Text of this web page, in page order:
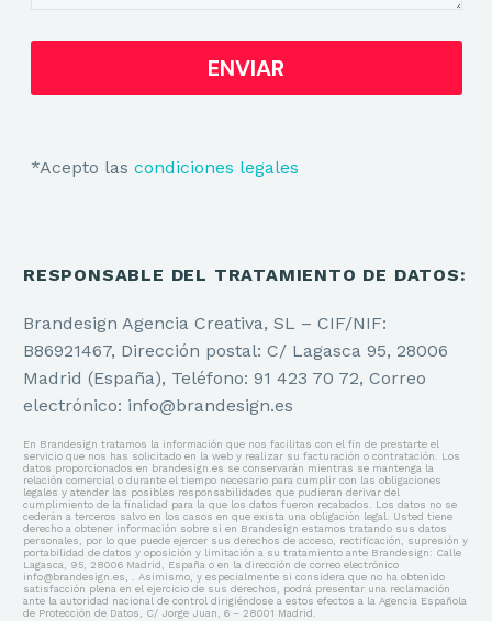
*Acepto las condiciones legales
RESPONSABLE DEL TRATAMIENTO DE DATOS:
Brandesign Agencia Creativa, SL – CIF/NIF:
B86921467, Dirección postal: C/ Lagasca 95, 28006
Madrid (España), Teléfono: 91 423 70 72, Correo
electrónico: info@brandesign.es
En Brandesign tratamos la información que nos facilitas con el fin de prestarte el
servicio que nos has solicitado en la web y realizar su facturación o contratación. Los
datos proporcionados en brandesign.es se conservarán mientras se mantenga la
relación comercial o durante el tiempo necesario para cumplir con las obligaciones
legales y atender las posibles responsabilidades que pudieran derivar del
cumplimiento de la finalidad para la que los datos fueron recabados. Los datos no se
cederán a terceros salvo en los casos en que exista una obligación legal. Usted tiene
derecho a obtener información sobre si en Brandesign estamos tratando sus datos
personales, por lo que puede ejercer sus derechos de acceso, rectificación, supresión y
portabilidad de datos y oposición y limitación a su tratamiento ante Brandesign: Calle
Lagasca, 95, 28006 Madrid, España o en la dirección de correo electrónico
info@brandesign.es, . Asimismo, y especialmente si considera que no ha obtenido
satisfacción plena en el ejercicio de sus derechos, podrá presentar una reclamación
ante la autoridad nacional de control dirigiéndose a estos efectos a la Agencia Española
de Protección de Datos, C/ Jorge Juan, 6 – 28001 Madrid.